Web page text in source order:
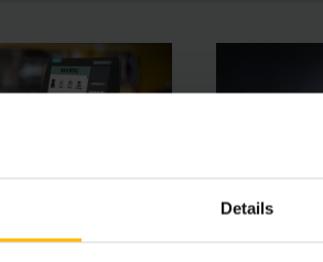
Details